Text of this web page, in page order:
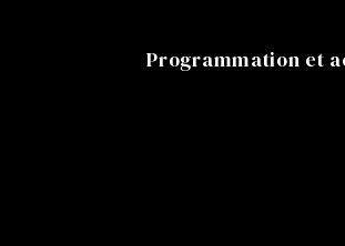
Programmation et